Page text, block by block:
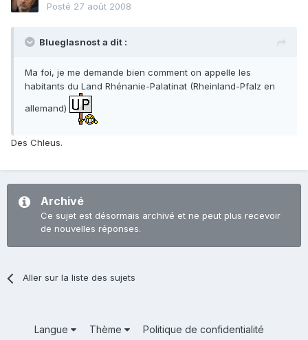
Posté 27 août 2008
Blueglasnost a dit :
Ma foi, je me demande bien comment on appelle les
habitants du Land Rhénanie-Palatinat (Rheinland-Pfalz en
allemand)
Des Chleus.
Archivé
Ce sujet est désormais archivé et ne peut plus recevoir
de nouvelles réponses.
Aller sur la liste des sujets
Langue Thème
Politique de confidentialité